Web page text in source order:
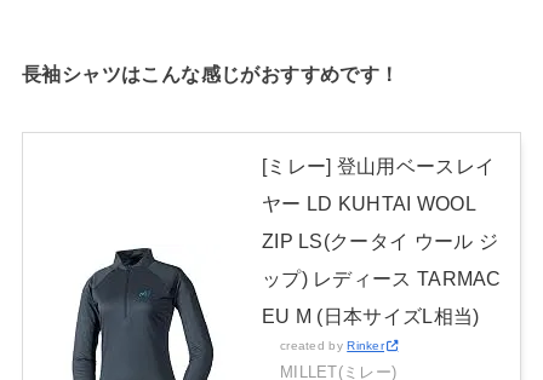
長袖シャツはこんな感じがおすすめです！
[ミレー] 登山用ベースレイ
ヤー LD KUHTAI WOOL
ZIP LS(クータイ ウール ジ
ップ) レディース TARMAC
EU M (日本サイズL相当)
created byRinker
MILLET(ミレー)